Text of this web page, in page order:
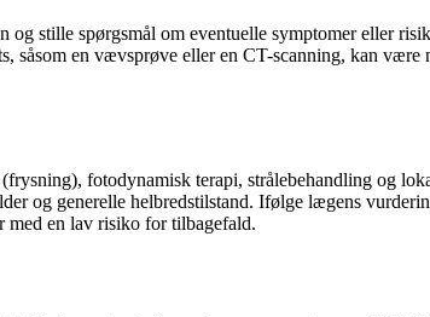
stille spørgsmål om eventuelle symptomer eller
en vævsprøve eller en CT-scanning, kan være
fotodynamisk terapi, strålebehandling og
og generelle helbredstilstand. Ifølge lægens
med en lav risiko for tilbagefald.